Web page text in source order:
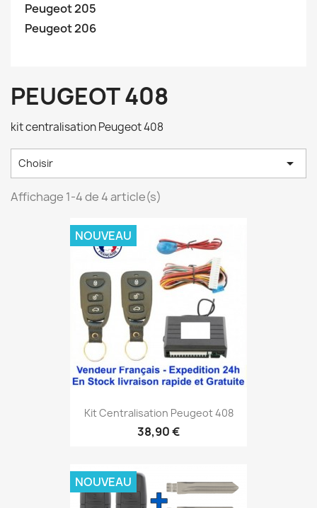
Peugeot 205
Peugeot 206
PEUGEOT 408
kit centralisation Peugeot 408
Choisir 
Affichage 1-4 de 4 article(s)
Kit Centralisation Peugeot 408
38,90 €
NOUVEAU
NOUVEAU